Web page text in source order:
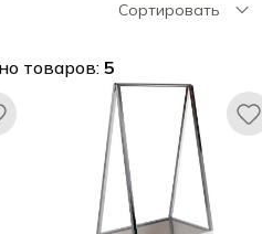
Сортировать
товаров: 5